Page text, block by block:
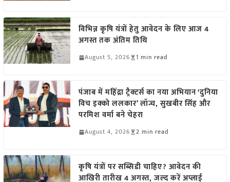
विभिन्न कृषि यंत्रों हेतु आवेदन के लिए आज 4
अगस्त तक अंतिम तिथि
August 5, 2026 1 min read
पंजाब में महिंद्रा ट्रैक्टर्स का नया अभियान ‘दुनिया
विच इक्को ललकार’ लॉन्च, सुखबीर सिंह और
परमिश वर्मा बने चेहरा
August 4, 2026 2 min read
कृषि यंत्रों पर सब्सिडी चाहिए? आवेदन की
आखिरी तारीख 4 अगस्त, जल्द करें अप्लाई